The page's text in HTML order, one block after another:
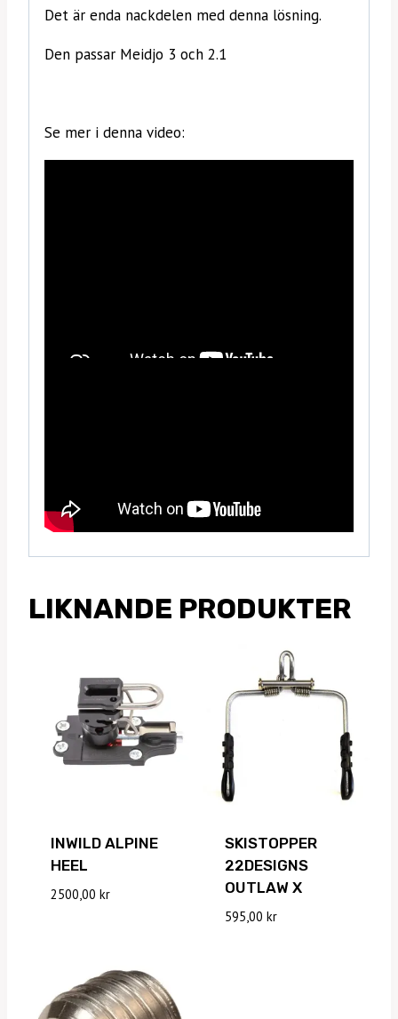
Det är enda nackdelen med denna lösning.
Den passar Meidjo 3 och 2.1
Se mer i denna video:
LIKNANDE PRODUKTER
INWILD ALPINE
HEEL
2500,00 kr
SKISTOPPER
22DESIGNS
OUTLAW X
595,00 kr